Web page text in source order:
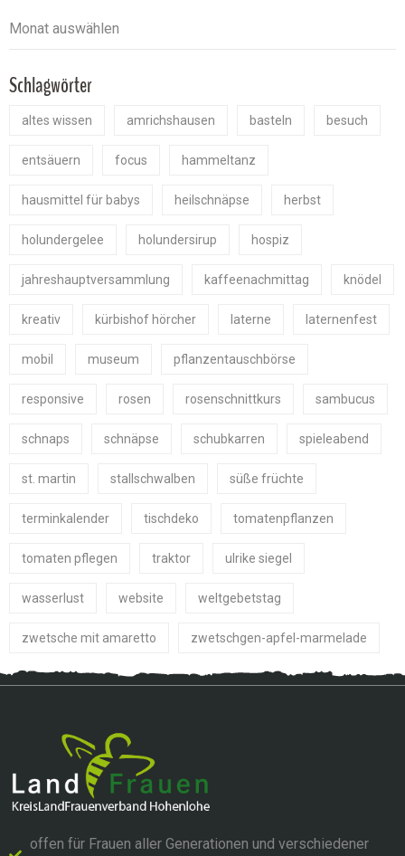
Schlagwörter
altes wissen amrichshausen basteln besuch
entsäuern focus hammeltanz
hausmittel für babys heilschnäpse herbst
holundergelee holundersirup hospiz
jahreshauptversammlung kaffeenachmittag knödel
kreativ kürbishof hörcher laterne laternenfest
mobil museum pflanzentauschbörse
responsive rosen rosenschnittkurs sambucus
schnaps schnäpse schubkarren spieleabend
st. martin stallschwalben süße früchte
terminkalender tischdeko tomatenpflanzen
tomaten pflegen traktor ulrike siegel
wasserlust website weltgebetstag
zwetsche mit amaretto zwetschgen-apfel-marmelade
offen für Frauen aller Generationen und verschiedener